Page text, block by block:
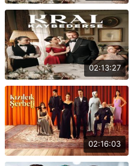
02:13:27
02:16:03